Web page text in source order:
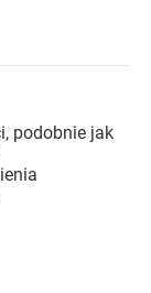
podobnie jak